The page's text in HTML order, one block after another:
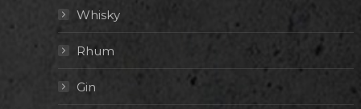
Whisky
Rhum
Gin